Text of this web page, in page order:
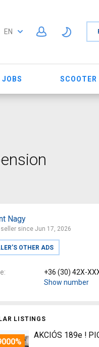
EN
JOBS SCOOTER
Nagy
seller since Jun 17, 2026
OTHER ADS
+36 (30) 42X-
Show number
LISTINGS